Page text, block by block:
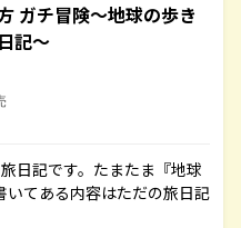
ガチ冒険～地球の歩き
記～
日記です。たまたま『地球
てある内容はただの旅日記